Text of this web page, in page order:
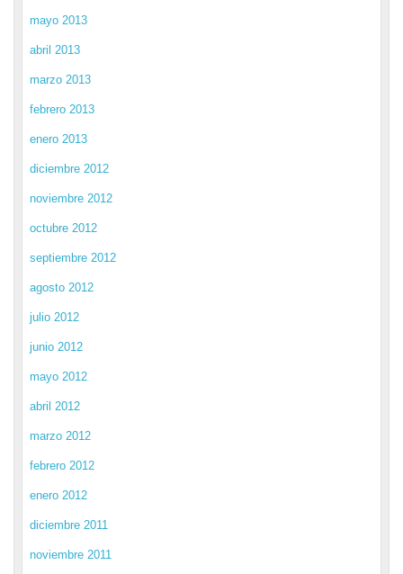
mayo 2013
abril 2013
marzo 2013
febrero 2013
enero 2013
diciembre 2012
noviembre 2012
octubre 2012
septiembre 2012
agosto 2012
julio 2012
junio 2012
mayo 2012
abril 2012
marzo 2012
febrero 2012
enero 2012
diciembre 2011
noviembre 2011